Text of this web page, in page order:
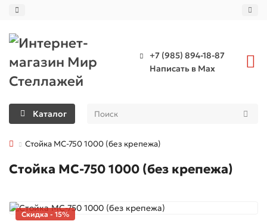
+7 (985) 894-18-87
Написать в Max
Каталог
Стойка МС-750 1000 (без крепежа)
Стойка МС-750 1000 (без крепежа)
Скидка - 15%